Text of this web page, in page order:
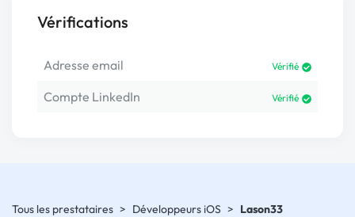
Vérifications
Adresse email Vérifié
Compte LinkedIn Vérifié
Tous les prestataires > Développeurs iOS > Lason33